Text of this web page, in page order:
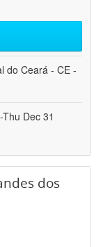
do Ceará - CE -
Dec 31
dos